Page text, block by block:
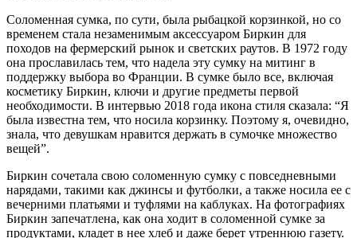
Соломенная сумка, по сути, была рыбацкой корзинкой, но со
временем стала незаменимым аксессуаром Биркин для
походов на фермерский рынок и светских раутов. В 1972 году
она прославилась тем, что надела эту сумку на митинг в
поддержку выбора во Франции. В сумке было все, включая
косметику Биркин, ключи и другие предметы первой
необходимости. В интервью 2018 года икона стиля сказала: “Я
была известна тем, что носила корзинку. Поэтому я, очевидно,
знала, что девушкам нравится держать в сумочке множество
вещей”.
Биркин сочетала свою соломенную сумку с повседневными
нарядами, такими как джинсы и футболки, а также носила ее с
вечерними платьями и туфлями на каблуках. На фотографиях
Биркин запечатлена, как она ходит в соломенной сумке за
продуктами, кладет в нее хлеб и даже берет утреннюю газету.